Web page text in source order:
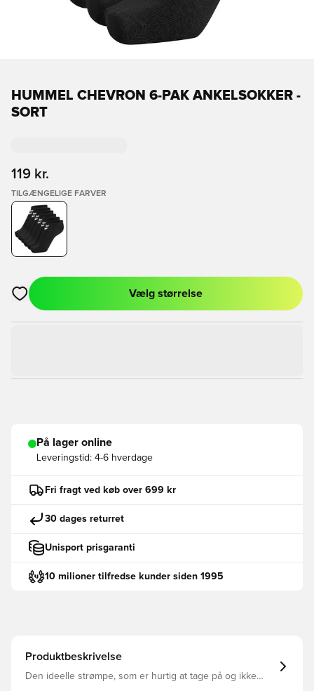
HUMMEL CHEVRON 6-PAK ANKELSOKKER -
SORT
119 kr.
TILGÆNGELIGE FARVER
Åbner en Modal til at logge ind eller tilmelde dig som medlem
Vælg størrelse
På lager online
Leveringstid: 4-6 hverdage
Fri fragt ved køb over 699 kr
30 dages returret
Unisport prisgaranti
10 milioner tilfredse kunder siden 1995
Produktbeskrivelse
Den ideelle strømpe, som er hurtig at tage på og ikke